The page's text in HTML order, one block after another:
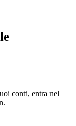
conti, entra nel